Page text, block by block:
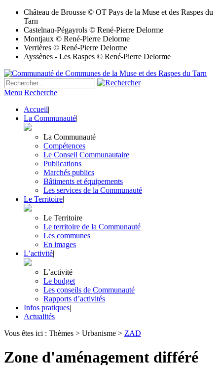
Château de Brousse © OT Pays de la Muse et des Raspes du
Tarn
Castelnau-Pégayrols © René-Pierre Delorme
Montjaux © René-Pierre Delorme
Verrières © René-Pierre Delorme
Ayssènes - Les Raspes © René-Pierre Delorme
Menu Recherche
Accueil|
La Communauté|
La Communauté
Compétences
Le Conseil Communautaire
Publications
Marchés publics
Bâtiments et équipements
Les services de la Communauté
Le Territoire|
Le Territoire
Le territoire de la Communauté
Les communes
En images
L’activité|
L’activité
Le budget
Les conseils de Communauté
Rapports d’activités
Infos pratiques|
Actualités
Vous êtes ici : Thèmes > Urbanisme > ZAD
Zone d'aménagement différé